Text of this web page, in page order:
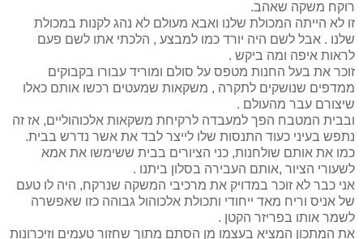
רוקח משקה שאהב.
זו לא הייתה המכולת שלנו ואבא מעולם לא נהג לקנות במכולת
שלנו . אבל לשם היה יורד כמו למבצע , הלכתי אתו לשם פעם
לראות איפה ומה ביקש .
זוכר את בעל החנות מטפס על סולם ומוריד עבורו בקבוקים
ממדפים שנושקים לתקרה , משקאות שמעטים רכשו אותם כאלו
שיצורם עבר מהעולם .
ובבית המטבח הפך למעבדה לרקיחת משקאות אלכוהוליים, אז זה
נתפש בעיני כעוד התנסות שלו לייצר לבד את אשר נדרש בבית.
כמו את אותם שולחנות, כני הציורים בבית ששימשו את אמא
לשעורי הציור ,אותם העבירה בסלון ביתנו .
אני כבר לא זוכר במדויק את מרכיבי המשקה שנרקח, היה לו טעם
של אניס וריח מאד ייחודי ותכולת אלכוהול גבוהה כזו שאפשרה
לשמר אותו בפריזר הקטן .
את המתכון המציא בעצמו מן הסתם מתוך שחזור טעמים וזיכרונות